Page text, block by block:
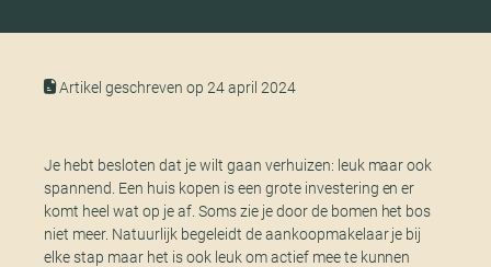
Artikel geschreven op 24 april 2024
Je hebt besloten dat je wilt gaan verhuizen: leuk maar ook
spannend. Een huis kopen is een grote investering en er
komt heel wat op je af. Soms zie je door de bomen het bos
niet meer. Natuurlijk begeleidt de aankoopmakelaar je bij
elke stap maar het is ook leuk om actief mee te kunnen